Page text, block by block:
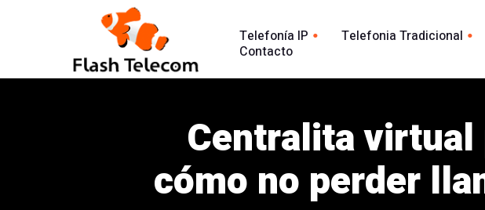
Telefonía IP
Centralita Virtual
SIP Trunk
Agente Conversacional AI
Telefonia Tradicional
Análisis Llamadas
902
Línea 900
Envio
Agente
Marca
Contacto
Centralita
cómo no perder